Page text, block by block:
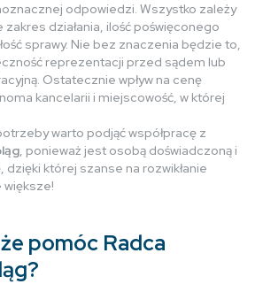
odpowiedzi. Wszystko zależy
działania, ilość poświęconego
sprawy. Nie bez znaczenia będzie to,
reprezentacji przed sądem lub
Ostatecznie wpływ na cenę
kancelarii i miejscowość, w której
warto podjąć współpracę z
, ponieważ jest osobą doświadczoną i
dzięki której szanse na rozwikłanie
większe!
pomóc Radca